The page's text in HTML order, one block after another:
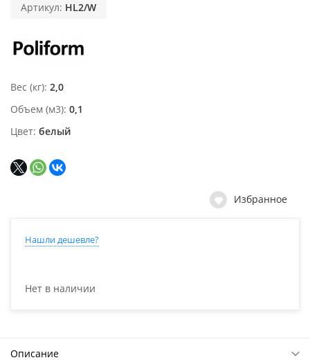
Артикул: HL2/W
Вес (кг) 2,0
Объем (м3) 0,1
Цвет белый
Избранное
Нашли дешевле?
Нет в наличии
Описание